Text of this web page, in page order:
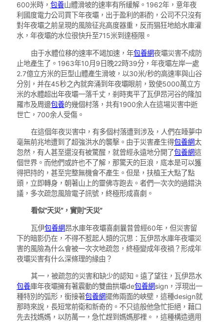
600米時， 包養山體滑坡的速率有所緩解。1962年，意年夜
利國度電力公司買下年夜壩，出于盈利的斟酌，公司不只沒有
對年夜壩之前呈現的風險征兆高度器重，反而猖狂地給水庫灌
水，年夜壩的水位很快升至715米到達極限。
由于水體位移的速率不竭加速，年包養網夜壩災害不成防
止地產生了。1963年10月9日晚22時39分，年夜壩左岸一處
2.7億立方米的巨型山體產生滑坡，以30米/秒的高速率與山谷
分別，并在45秒之內就奔涌到年夜壩眼前，致使5000萬立方
米的水體超出年夜壩一落千丈，剎時夷平了瓦伊昂河谷的隆加
羅市及周邊包養的幾個村落，共有1900余人在這場災害中逝
世亡，700余人受傷。
在這個年夜災害中，有多個村落遭到涉及，人們在睡夢中
毫無前兆地遭到了超強洪水的襲擊。由于災害產生得包養網太
忽然，有人甚至還沒有被驚醒，就曾經永遠地分開了包養網這
個世界。而他們或許也不了解，那驚天的巨浪，底本是可以獲
得把持的，甚至完整無機會不產生。但是，扶植王大點了點
頭，立即轉身，朝著山上的靈佛寺跑去。者們一次次的過錯決
議，多次疏忽風險電子訊號，終極形成喜劇。
看似“天災”，實則“天災”
瓦伊包養網昂水庫年夜壩喜劇曩昔曾經60年，但災害留
下的暗影仍在，不得不惹起人類的沉思：瓦伊昂水庫年夜壩災
害的風險為什么會被一次次地疏忽，終極變成年夜禍？形成年
夜壩災害有什么深條理的緣由？
其一，被疏忽的災害和缺少的認知。遠了望往，瓦伊昂水
包養庫年夜壩擁有著震動的雙曲拱壩de包養網sign，浮現出一
種特別的弧形，銜接著包養網擺佈兩面的峽壁，這種design就
那時來說，長短常前衛和新奇的。不只這般他急忙拒絕，藉口
先去找媽媽，以防萬一，急忙趕到媽媽那裡。，這種構造適用